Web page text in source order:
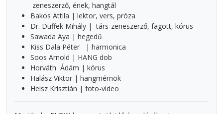
zeneszerző, ének, hangtál
Bakos Attila | lektor, vers, próza
Dr. Duffek Mihály | társ-zeneszerző, fagott, kórus
Sawada Aya | hegedű
Kiss Dala Péter | harmonica
Soos Arnold | HANG dob
Horváth Ádám | kórus
Halász Viktor | hangmérnök
Heisz Krisztián | foto-video